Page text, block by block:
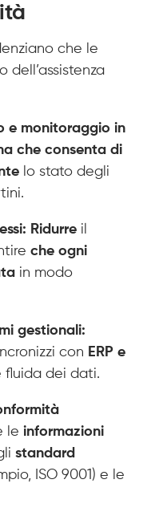
che le
dell’assistenza
e monitoraggio in
che consenta di
lo stato degli
Ridurre il
che ogni
in modo
gestionali:
con ERP e
fluida dei dati.
le informazioni
standard
ISO 9001) e le